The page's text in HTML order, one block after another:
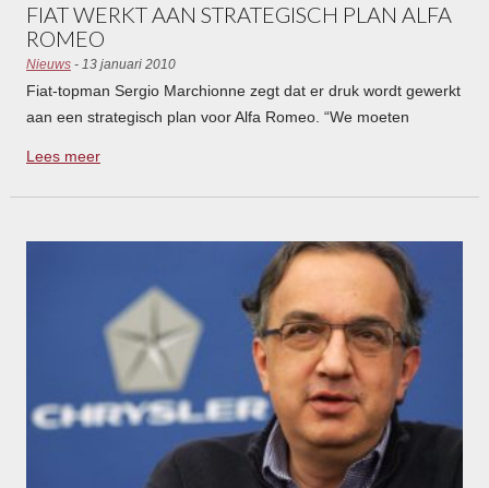
FIAT WERKT AAN STRATEGISCH PLAN ALFA
ROMEO
Nieuws- 13 januari 2010
Fiat-topman Sergio Marchionne zegt dat er druk wordt gewerkt
aan een strategisch plan voor Alfa Romeo. “We moeten
Lees meer